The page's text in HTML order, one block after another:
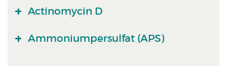
Actinomycin D
Ammoniumpersulfat (APS)